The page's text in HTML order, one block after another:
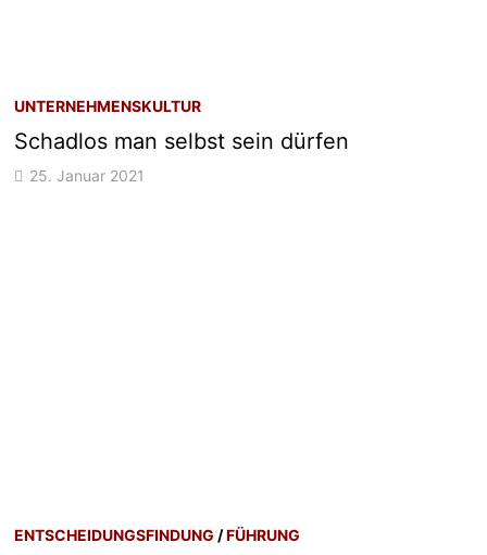
UNTERNEHMENSKULTUR
Schadlos man selbst sein dürfen
25. Januar 2021
ENTSCHEIDUNGSFINDUNG /FÜHRUNG